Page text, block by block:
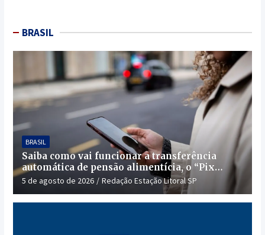
BRASIL
BRASIL
Saiba como vai funcionar a transferência
automática de pensão alimentícia, o “Pix
Pensão”
5 de agosto de 2026 Redação Estação Litoral SP